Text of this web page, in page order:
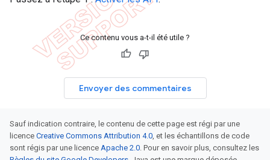
Ce contenu vous a-t-il été utile ?
Envoyer des commentaires
Sauf indication contraire, le contenu de cette page est régi par une
licence Creative Commons Attribution 4.0, et les échantillons de code
sont régis par une licence Apache 2.0. Pour en savoir plus, consultez les